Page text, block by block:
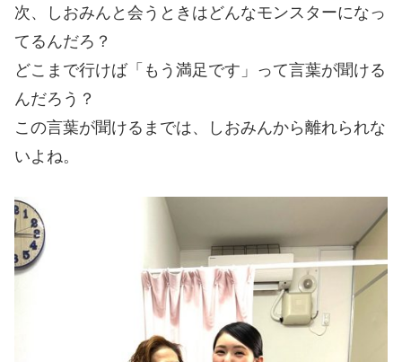
次、しおみんと会うときはどんなモンスターになっ
てるんだろ？
どこまで行けば「もう満足です」って言葉が聞ける
んだろう？
この言葉が聞けるまでは、しおみんから離れられな
いよね。